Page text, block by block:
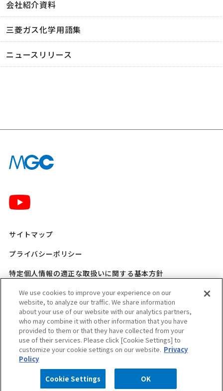
会社紹介資料
三菱ガス化学用語集
ニュースリリース
サイトマップ
プライバシーポリシー
特定個人情報の適正な取扱いに関する基本方針
三菱ガス化学 SNSポリシー
ご利用規程
ウェブアクセシビリティ方針
適格請求書発行事業者登録番号のお知らせ
Copyright © MITSUBISHI GAS CHEMICAL COMPANY, INC. All rights reserved.
We use cookies to improve your experience on our
website, to analyze our traffic. We share information
about your use of our website with our analytics partners,
who may combine it with other information that you have
provided to them or that they have collected from your
use of their services. Please click [Cookie Settings] to
customize your cookie settings on our website. Privacy
Policy
Cookie Settings OK